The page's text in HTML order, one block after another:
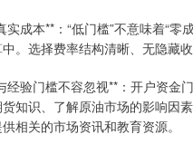
实成本**：“低门槛”不意味着“
。选择费率结构清晰、无隐藏收
经验门槛不容忽视**：开户资金
知识、了解原油市场的影响因
相关的市场资讯和教育资源。